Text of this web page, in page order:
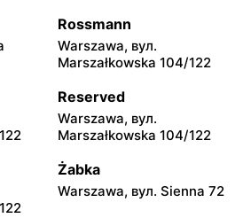
Witosa 6
Carrefour
Krasickiego 1 b
Carrefour
63a
Carrefour
Rossmann
Warszawa, вул.
Marszałkowska 104/122
Reserved
Warszawa, вул.
Marszałkowska 104/122
Żabka
Warszawa, вул. Sienna 72